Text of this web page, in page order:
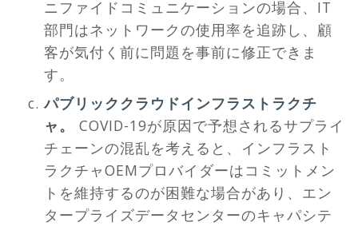
ニファイドコミュニケーションの場合、IT
部門はネットワークの使用率を追跡し、顧
客が気付く前に問題を事前に修正できま
す。
パブリッククラウドインフラストラクチ
ャ。 COVID-19が原因で予想されるサプライ
チェーンの混乱を考えると、インフラスト
ラクチャOEMプロバイダーはコミットメン
トを維持するのが困難な場合があり、エン
タープライズデータセンターのキャパシテ